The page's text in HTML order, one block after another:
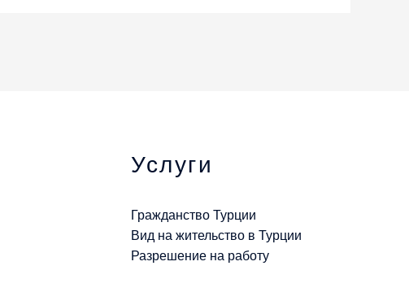
Услуги
Гражданство Турции
Вид на жительство в Турции
Разрешение на работу